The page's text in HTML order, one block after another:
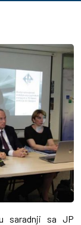
saradnji sa JP